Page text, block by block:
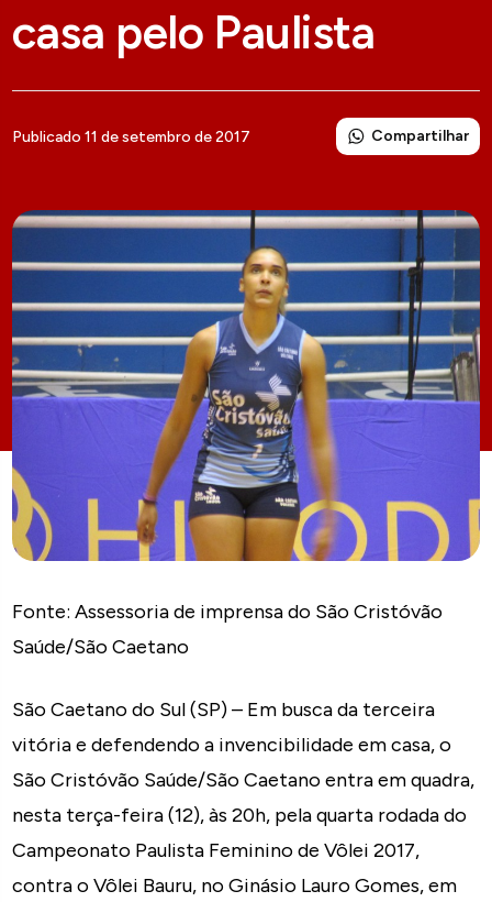
casa pelo Paulista
Publicado 11 de setembro de 2017 Compartilhar
Fonte: Assessoria de imprensa do São Cristóvão
Saúde/São Caetano
São Caetano do Sul (SP) – Em busca da terceira
vitória e defendendo a invencibilidade em casa, o
São Cristóvão Saúde/São Caetano entra em quadra,
nesta terça-feira (12), às 20h, pela quarta rodada do
Campeonato Paulista Feminino de Vôlei 2017,
contra o Vôlei Bauru, no Ginásio Lauro Gomes, em